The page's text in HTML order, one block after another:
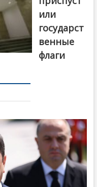
или
государст
венные
флаги